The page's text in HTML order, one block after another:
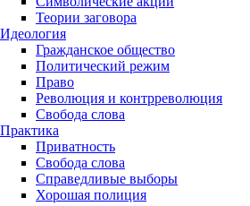
Теории заговора
Идеология
Гражданское общество
Политический режим
Право
Революция и контрреволюция
Свобода слова
Практика
Приватность
Свобода слова
Справедливые выборы
Хорошая полиция